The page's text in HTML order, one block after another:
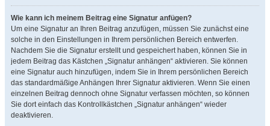
Wie kann ich meinem Beitrag eine Signatur anfügen?
Um eine Signatur an Ihren Beitrag anzufügen, müssen Sie zunächst eine
solche in den Einstellungen in Ihrem persönlichen Bereich entwerfen.
Nachdem Sie die Signatur erstellt und gespeichert haben, können Sie in
jedem Beitrag das Kästchen „Signatur anhängen“ aktivieren. Sie können
eine Signatur auch hinzufügen, indem Sie in Ihrem persönlichen Bereich
das standardmäßige Anhängen Ihrer Signatur aktivieren. Wenn Sie einen
einzelnen Beitrag dennoch ohne Signatur verfassen möchten, so können
Sie dort einfach das Kontrollkästchen „Signatur anhängen“ wieder
deaktivieren.